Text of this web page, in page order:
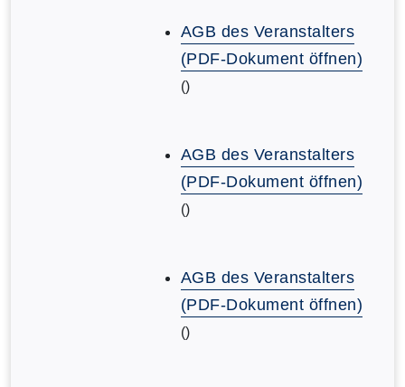
AGB des Veranstalters
(PDF-Dokument öffnen)
()
AGB des Veranstalters
(PDF-Dokument öffnen)
()
AGB des Veranstalters
(PDF-Dokument öffnen)
()